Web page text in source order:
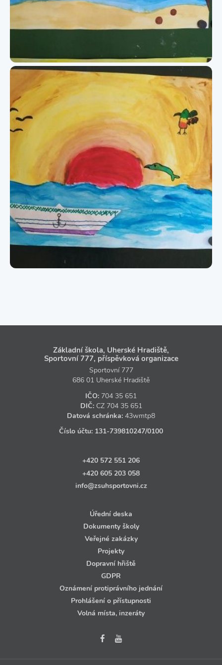
Základní škola, Uherské Hradiště,
Sportovní 777, příspěvková organizace
Sportovní 777
686 01 Uherské Hradiště
IČO: 704 35 651
DIČ: CZ 704 35 651
Datová schránka: 43wmtp8
Číslo účtu: 131‑739810247/0100
+420 572 551 206
+420 605 203 058
info@zsuhsportovni.cz
Úřední deska
Dokumenty školy
Veřejné zakázky
Projekty
Dopravní hřiště
GDPR
Oznámení protiprávního jednání
Prohlášení o přístupnosti
Volná místa, inzeráty